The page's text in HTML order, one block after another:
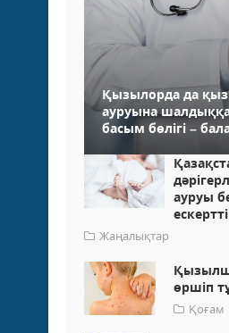
Қызылорда да
ауруына
басым бөлігі –
ауруы
ескертті
Жаңалықтар
өршіп
Қоғам